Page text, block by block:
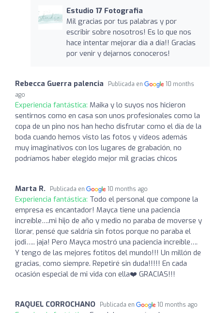
Estudio 17 Fotografia
Mil gracias por tus palabras y por
escribir sobre nosotros! Es lo que nos
hace intentar mejorar día a día!! Gracias
por venir y dejarnos conoceros!
Rebecca Guerra palencia Publicada en
10 months
ago
Experiencia fantástica: Maika y lo suyos nos hicieron
sentirnos como en casa son unos profesionales como la
copa de un pino nos han hecho disfrutar como el día de la
boda cuando hemos visto las fotos y vídeos además
muy imaginativos con los lugares de grabación, no
podríamos haber elegido mejor mil gracias chicos
Marta R. Publicada en 10 months ago
Experiencia fantástica: Todo el personal que compone la
empresa es encantador! Mayca tiene una paciencia
increíble….mi hijo de año y medio no paraba de moverse y
llorar, pensé que saldría sin fotos porque no paraba el
jodi….. jaja! Pero Mayca mostró una paciencia increíble….
Y tengo de las mejores fotitos del mundo!!! Un millón de
gracias, como siempre. Repetiré sin duda!!!!! En cada
ocasión especial de mi vida con ella❤️ GRACIAS!!!
RAQUEL CORROCHANO Publicada en 10 months ago